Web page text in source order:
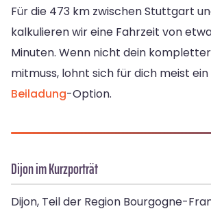
Für die 473 km zwischen Stuttgart
kalkulieren wir eine Fahrzeit von
Minuten. Wenn nicht dein
mitmuss, lohnt sich für dich meist
Beiladung-Option.
Dijon im Kurzporträt
Dijon, Teil der Region Bourgogne-